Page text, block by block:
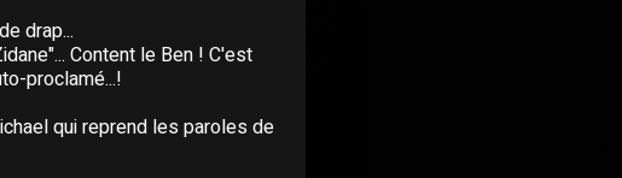
drap...
Content le Ben ! C'est
proclamé...!
qui reprend les paroles de